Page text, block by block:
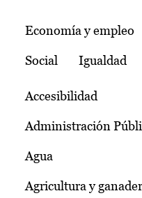
Temas
Economía y empleo
Social Igualdad
Accesibilidad
Administración
Agua
Agricultura y